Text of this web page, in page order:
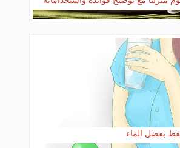
بفضل الماء